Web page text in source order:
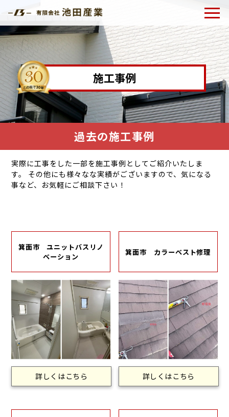
施工事例
過去の施工事例
実際に工事をした一部を施工事例としてご紹介いたしま
す。
その他にも様々なな実績がございますので、気になる
事など、お気軽にご相談下さい！
箕面市 ユニットバスリノ
ベーション
詳しくはこちら
箕面市 カラーベスト修理
詳しくはこちら